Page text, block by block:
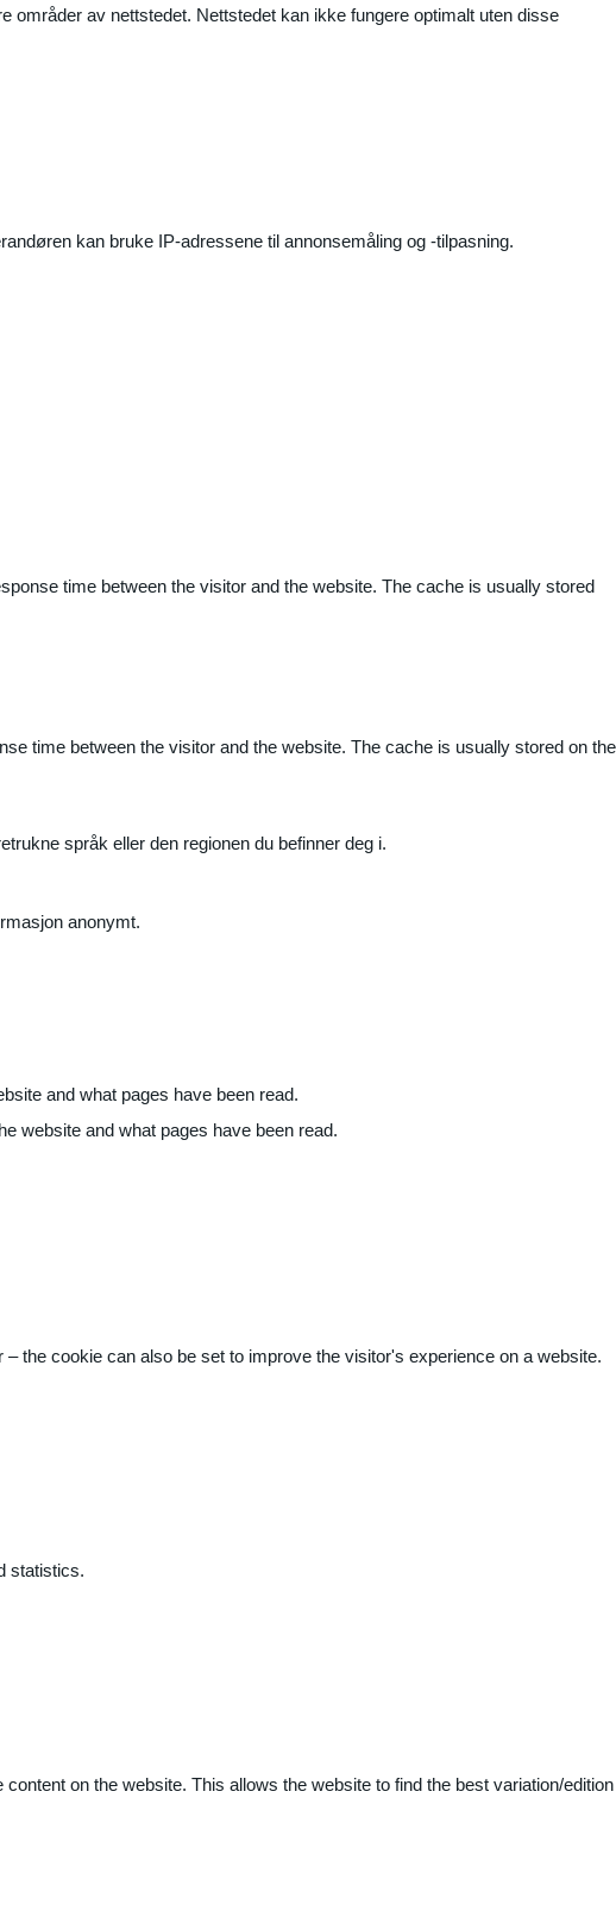
områder av nettstedet. Nettstedet kan ikke fungere optimalt uten disse
kan bruke IP-adressene til annonsemåling og -tilpasning.
time between the visitor and the website. The cache is usually stored
time between the visitor and the website. The cache is usually stored on the
språk eller den regionen du befinner deg i.
anonymt.
and what pages have been read.
website and what pages have been read.
the cookie can also be set to improve the visitor's experience on a website.
statistics.
on the website. This allows the website to find the best variation/edition